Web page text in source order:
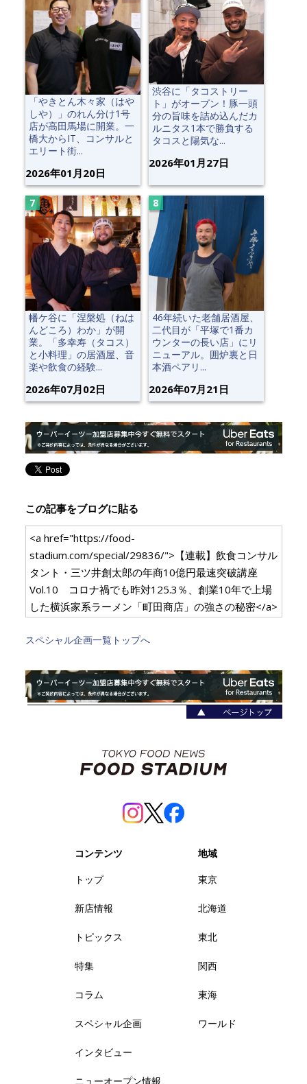
「やきとん木々家（はや
しや）」のれん分け1号
店が高田馬場に開業。一
橋大からIT、コンサルと
エリート街...
2026年01月20日
渋谷に「タコストリー
ト」がオープン！豚一頭
分の旨味を詰め込んだカ
ルニタス1本で勝負する
タコスと陽気な...
2026年01月27日
幡ケ谷に「涅槃処（ねは
んどころ）わか」が開
業。「多幸寿（タコス）
と小料理」の居酒屋、音
楽や飲食の経験...
2026年07月02日
46年続いた老舗居酒屋、
二代目が「平塚で1番カ
ウンターの長い店」にリ
ニューアル。囲炉裏と日
本酒ペアリ...
2026年07月21日
この記事をブログに貼る
<a href="https://food-
stadium.com/special/29836/">【連載】飲食コンサル
タント・三ツ井創太郎の年商10億円最速突破講座
Vol.10 コロナ禍でも昨対125.3％、創業10年で上場
した横浜家系ラーメン「町田商店」の強さの秘密</a>
スペシャル企画一覧トップへ
コンテンツ
トップ
新店情報
トピックス
特集
コラム
スペシャル企画
インタビュー
ニューオープン情報
地域
東京
北海道
東北
関西
東海
ワールド